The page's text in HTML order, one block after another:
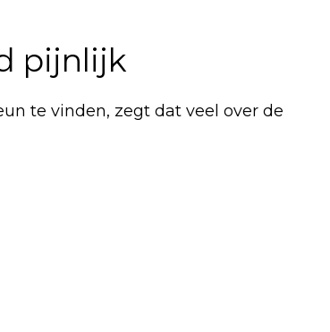
pijnlijk
te vinden, zegt dat veel over de